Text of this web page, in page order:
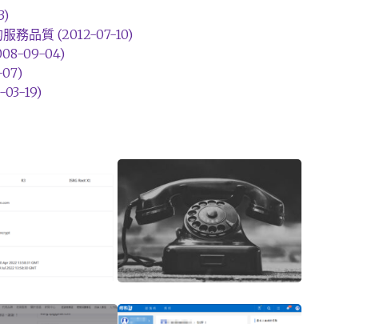
務品質 (2012-07-10)
09-04)
07)
03-19)